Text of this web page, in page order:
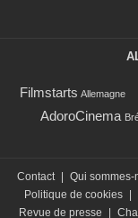
Filmstarts Allemagne
AdoroCinema
Contact Qui sommes-
Politique de cookies
Revue de presse